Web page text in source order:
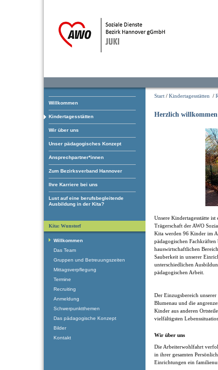
Willkommen
Kindertagesstätten
Wir über uns
Unser pädagogisches Konzept
Ansprechpartner*innen
Zum Bezirksverband Hannover
Ihre Karriere bei uns
Lust auf eine berufsbegleitende
Ausbildung in der Kita?
Start / Kindertagesstätten /
Herzlich willkommen
Unsere Kindertagesstätte
Trägerschaft der AWO
Kita werden 96 Kinder im
pädagogischen
hauswirtschaftlichen
Sauberkeit in unserer
unterschiedlichen
pädagogischen Arbeit.
Der Einzugsbereich
Blumenau und die
Kinder aus anderen
vielfältigsten
Wir über uns
Die Arbeiterwohlfahrt
in ihrer gesamten
Einrichtungen ein
Kita: Wunstorf
Willkommen
Das Team
Gruppen und Betreuungszeiten
Mittagsverpflegung
Termine
Recruiting
Anmeldung
Schwerpunktthemen
Das pädagogische Konzept
Bilder
Kontakt